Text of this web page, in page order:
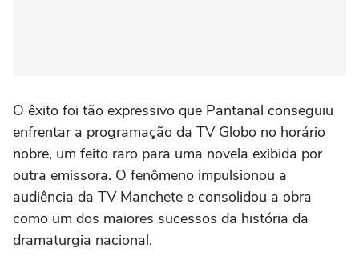
O êxito foi tão expressivo que Pantanal conseguiu
enfrentar a programação da TV Globo no horário
nobre, um feito raro para uma novela exibida por
outra emissora. O fenômeno impulsionou a
audiência da TV Manchete e consolidou a obra
como um dos maiores sucessos da história da
dramaturgia nacional.